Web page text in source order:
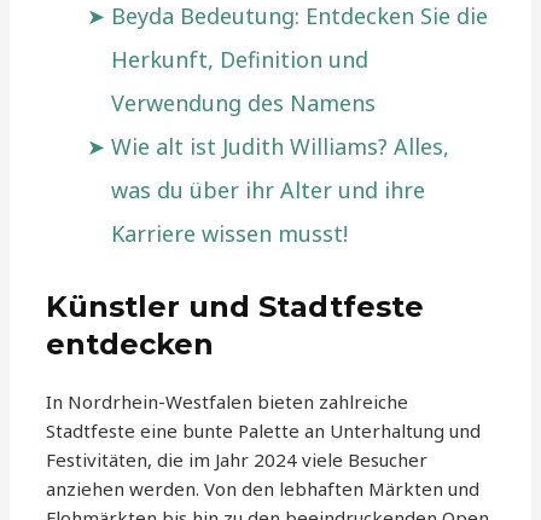
Beyda Bedeutung: Entdecken Sie die
Herkunft, Definition und
Verwendung des Namens
Wie alt ist Judith Williams? Alles,
was du über ihr Alter und ihre
Karriere wissen musst!
Künstler und Stadtfeste
entdecken
In Nordrhein-Westfalen bieten zahlreiche
Stadtfeste eine bunte Palette an Unterhaltung und
Festivitäten, die im Jahr 2024 viele Besucher
anziehen werden. Von den lebhaften Märkten und